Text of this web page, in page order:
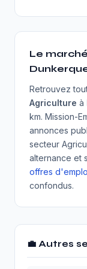
Le
Retrouvez
Agriculture à
km. Mission-
annonces
secteur
alternance et
offres
confondus.
💼 Autres